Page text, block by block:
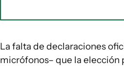
La falta de declaraciones
micrófonos– que la elección